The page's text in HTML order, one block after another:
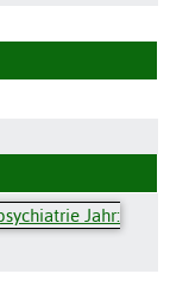
Jahr: